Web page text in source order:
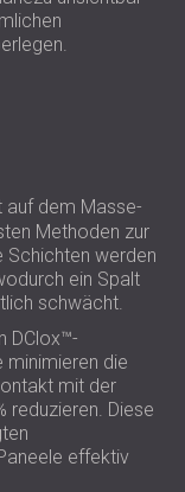
auf dem Masse-
Methoden zur
Schichten werden
ein Spalt
schwächt.
DClox™-
minimieren die
mit der
reduzieren. Diese
effektiv